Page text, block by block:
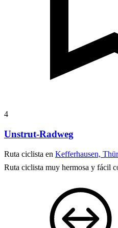
4
Unstrut-Radweg
Ruta ciclista en Kefferhausen,
Ruta ciclista muy hermosa y fácil